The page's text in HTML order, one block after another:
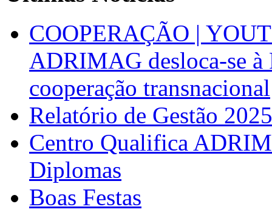
COOPERAÇÃO |
ADRIMAG desloca-se
cooperação transnacional
Relatório de Gestão 2025
Centro Qualifica
Diplomas
Boas Festas